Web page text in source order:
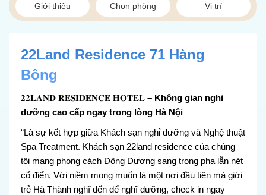
Giới thiệu Chọn phòng Vị trí
22Land Residence 71 Hàng
Bông
𝟐𝟐𝐋𝐀𝐍𝐃 𝐑𝐄𝐒𝐈𝐃𝐄𝐍𝐂𝐄 𝐇𝐎𝐓𝐄𝐋 – Không gian nghỉ
dưỡng cao cấp ngay trong lòng Hà Nội
“Là sự kết hợp giữa Khách sạn nghỉ dưỡng và Nghệ thuật
Spa Treatment. Khách sạn 22land residence của chúng
tôi mang phong cách Đông Dương sang trọng pha lẫn nét
cổ điển. Với niềm mong muốn là một nơi đầu tiên mà giới
trẻ Hà Thành nghĩ đến để nghĩ dưỡng, check in ngay